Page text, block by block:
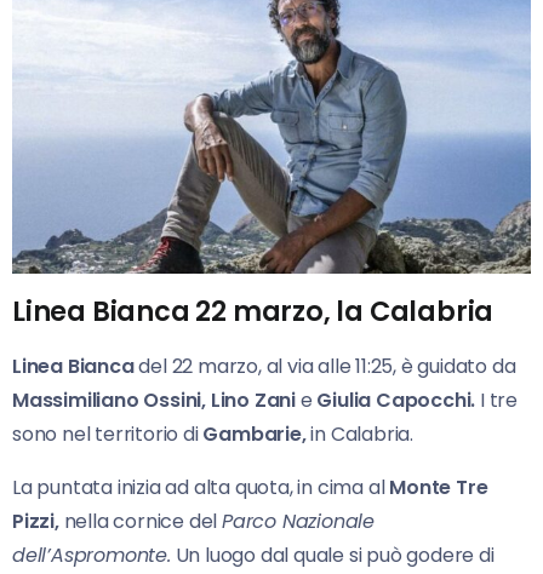
Linea Bianca 22 marzo, la Calabria
Linea Biancadel 22 marzo, al via alle 11:25, è guidato da
Massimiliano Ossini, Lino Zanie Giulia Capocchi. I tre
sono nel territorio diGambarie,in Calabria.
La puntata inizia ad alta quota, in cima alMonte Tre
Pizzi,nella cornice delParco Nazionale
dell’Aspromonte. Un luogo dal quale si può godere di